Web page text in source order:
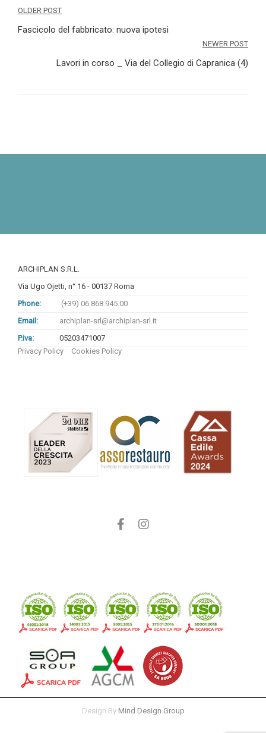
Navigazione
articoli
OLDER POST
Fascicolo del fabbricato: nuova ipotesi
NEWER POST
Lavori in corso _ Via del Collegio di Capranica (4)
ARCHIPLAN S.R.L.
Via Ugo Ojetti, n° 16 - 00137 Roma
Phone:
(+39) 06.868.945.00
Email:
archiplan-srl@archiplan-srl.it
P.iva:
05203471007
Privacy Policy
Cookies Policy
FacebookInstagram
Design By Mind Design Group